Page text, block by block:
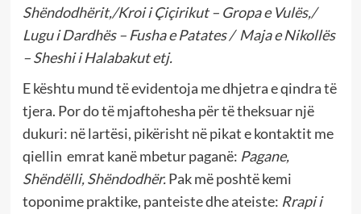
Shëndodhërit,/Kroi i Çiçirikut – Gropa e Vulës,/
Lugu i Dardhës – Fusha e Patates / Maja e Nikollës
– Sheshi i Halabakut etj.
E kështu mund të evidentoja me dhjetra e qindra të
tjera. Por do të mjaftohesha për të theksuar një
dukuri: në lartësi, pikërisht në pikat e kontaktit me
qiellin emrat kanë mbetur paganë: Pagane,
Shëndëlli, Shëndodhër.Pak më poshtë kemi
toponime praktike, panteiste dhe ateiste: Rrapi i